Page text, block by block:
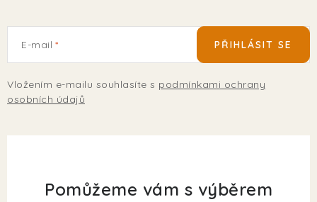
E-mail
Vložením e-mailu souhlasíte s podmínkami ochrany
osobních údajů
PŘIHLÁSIT SE
Pomůžeme vám s výběrem